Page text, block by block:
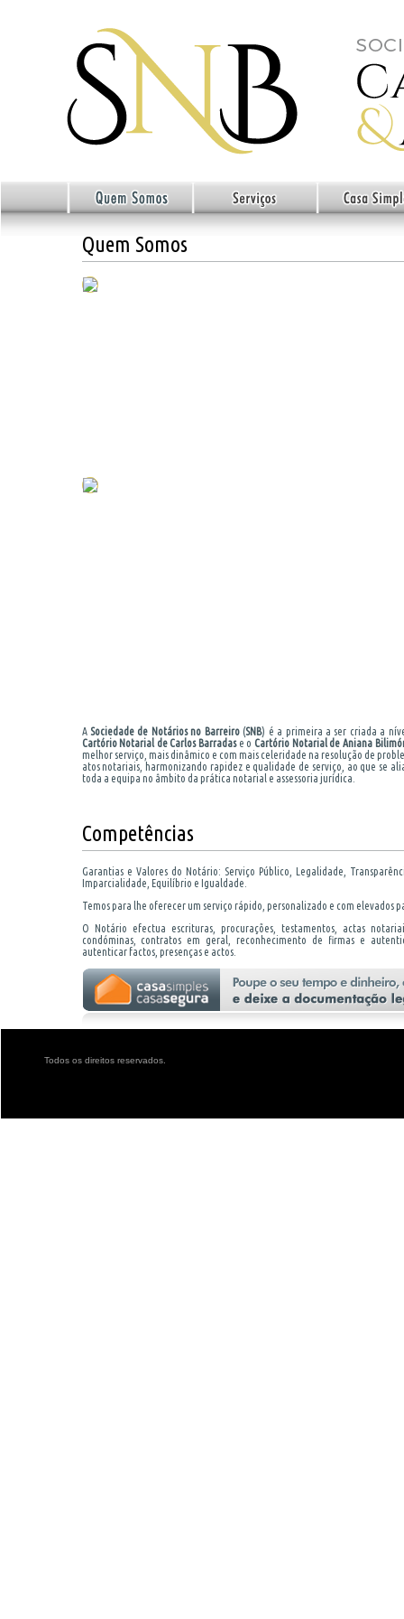
Quem Somos
A Sociedade de Notários no Barreiro(SNB) é a primeira a ser criada a
Cartório Notarial de Carlos Barradase o Cartório Notarial de Aniana
melhor serviço, mais dinâmico e com mais celeridade na resolução de
atos notariais, harmonizando rapidez e qualidade de serviço, ao que se
toda a equipa no âmbito da prática notarial e assessoria jurídica.
Competências
Garantias e Valores do Notário: Serviço Público, Legalidade,
Imparcialidade, Equilíbrio e Igualdade.
Temos para lhe oferecer um serviço rápido, personalizado e com elevados
O Notário efectua escrituras, procurações, testamentos, actas
condóminas, contratos em geral, reconhecimento de firmas e
autenticar factos, presenças e actos.
Todos os direitos reservados.